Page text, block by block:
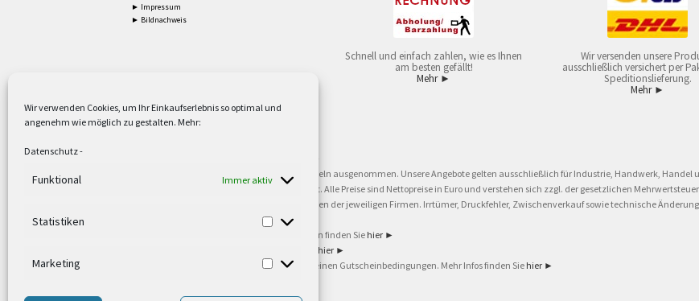
Wir verwenden Cookies, um Ihr Einkaufserlebnis so optimal und
angenehm wie möglich zu gestalten. Mehr:
Datenschutz-
Funktional Immer aktiv
Statistiken
Marketing
► Impressum
► Bildnachweis
Schnell und einfach zahlen, wie es Ihnen
am besten gefällt!
Mehr ►
Wir versenden unsere
ausschließlich versichert per
Speditionslieferung.
Mehr ►
Versandkostenfrei ab 59,90 € Nettowarenwert. Inseln ausgenommen. Unsere Angebote gelten ausschließlich für Industrie, Handwerk,
oder gewerblichen Tätigkeit. Kein Verkauf an privat. Alle Preise sind Nettopreise in Euro und verstehen sich zzgl. der gesetzlichen
sind Warenzeichen oder eingetragene Warenzeichen der jeweiligen Firmen. Irrtümer, Druckfehler, Zwischenverkauf sowie technische
Weitere Informationen und Zahlungsbedingungen finden Sie hier ►
hier ►
Ab 79,- Nettowarenwert. Es gelten unsere allgemeinen Gutscheinbedingungen. Mehr Infos finden Sie hier ►
©2002-2021 TEUTO LICHT GmbH